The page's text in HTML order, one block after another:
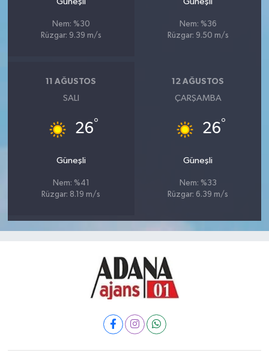
Nem: %30
Rüzgar: 9.39 m/s
Nem: %36
Rüzgar: 9.50 m/s
11 AĞUSTOS
SALI
26°
Güneşli
Nem: %41
Rüzgar: 8.19 m/s
12 AĞUSTOS
ÇARŞAMBA
26°
Güneşli
Nem: %33
Rüzgar: 6.39 m/s